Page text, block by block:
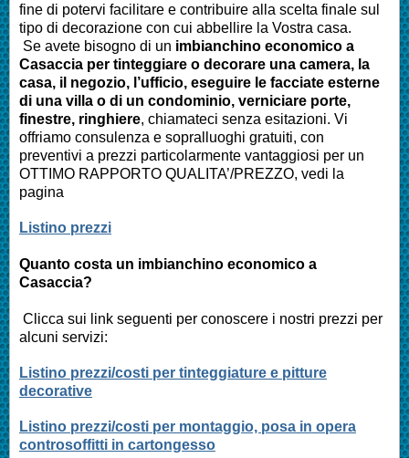
fine di potervi facilitare e contribuire alla scelta finale sul
tipo di decorazione con cui abbellire la Vostra casa.
Se avete bisogno di un imbianchino economico a
Casaccia per tinteggiare o decorare una camera, la
casa, il negozio, l’ufficio, eseguire le facciate esterne
di una villa o di un condominio, verniciare porte,
finestre, ringhiere, chiamateci senza esitazioni. Vi
offriamo consulenza e sopralluoghi gratuiti, con
preventivi a prezzi particolarmente vantaggiosi per un
OTTIMO RAPPORTO QUALITA’/PREZZO, vedi la
pagina
Listino prezzi
Quanto costa un imbianchino economico a
Casaccia?
Clicca sui link seguenti per conoscere i nostri prezzi per
alcuni servizi:
Listino prezzi/costi per tinteggiature e pitture
decorative
Listino prezzi/costi per montaggio, posa in opera
controsoffitti in cartongesso